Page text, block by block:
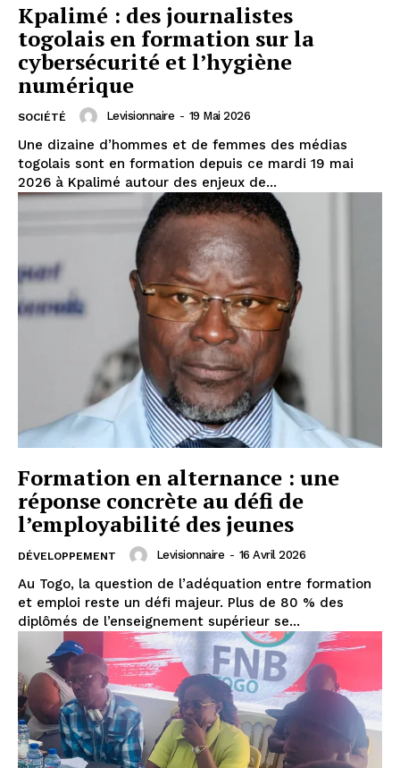
Kpalimé : des journalistes
togolais en formation sur la
cybersécurité et l’hygiène
numérique
SOCIÉTÉ Levisionnaire - 19 Mai 2026
Une dizaine d’hommes et de femmes des médias
togolais sont en formation depuis ce mardi 19 mai
2026 à Kpalimé autour des enjeux de...
Formation en alternance : une
réponse concrète au défi de
l’employabilité des jeunes
DÉVELOPPEMENT Levisionnaire - 16 Avril 2026
Au Togo, la question de l’adéquation entre formation
et emploi reste un défi majeur. Plus de 80 % des
diplômés de l’enseignement supérieur se...